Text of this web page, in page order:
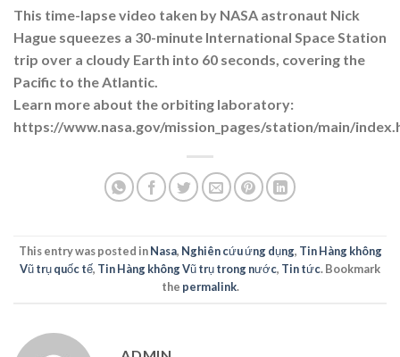
This time-lapse video taken by NASA astronaut Nick
Hague squeezes a 30-minute International Space Station
trip over a cloudy Earth into 60 seconds, covering the
Pacific to the Atlantic.
Learn more about the orbiting laboratory:
https://www.nasa.gov/mission_pages/station/main/
This entry was posted inNasa, Nghiên cứu ứng dụng, Tin Hàng không
Vũ trụ quốc tế, Tin Hàng không Vũ trụ trong nước, Tin tức. Bookmark
the permalink.